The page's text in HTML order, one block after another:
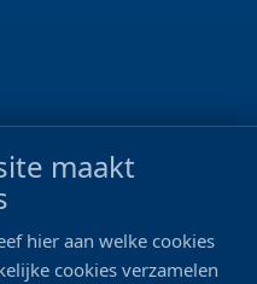
maakt
hier aan welke cookies
cookies verzamelen